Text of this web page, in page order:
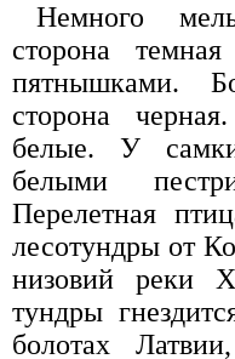
Немного
сторона
пятнышками.
сторона
белые. У
белыми
Перелетная
лесотундры от
низовий реки
тундры
болотах